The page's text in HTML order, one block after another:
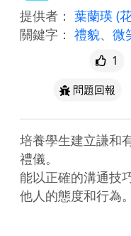
提供者： 葉蘭瑛 (
關鍵字： 禮貌、 微
1
問題回報
培養學生建立謙和
禮儀。
能以正確的溝通技
他人的態度和行為。